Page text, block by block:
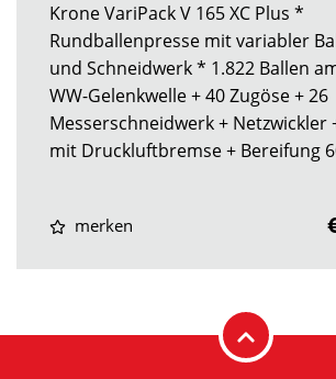
Krone VariPack V 165 XC Plus *
Rundballenpresse mit variabler
und Schneidwerk * 1.822 Ballen
WW-Gelenkwelle + 40 Zugöse + 26
Messerschneidwerk + Netzwickler
mit Druckluftbremse + Bereifung
merken